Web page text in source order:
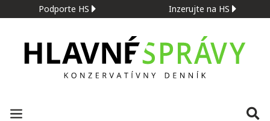
Podporte HS Inzerujte na HS